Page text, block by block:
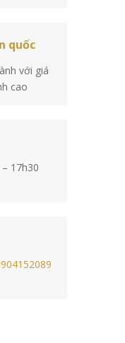
quốc
với giá
cao
17h30